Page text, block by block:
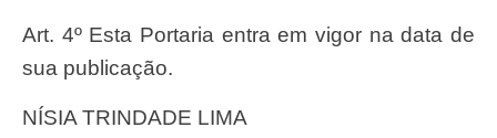
Art. 4º Esta Portaria entra em vigor na data de
sua publicação.
NÍSIA TRINDADE LIMA